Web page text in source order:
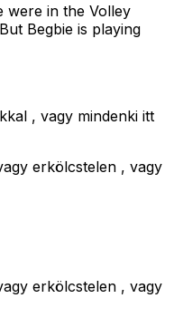
were in the Volley
Begbie is playing
, vagy mindenki itt
erkölcstelen , vagy
erkölcstelen , vagy